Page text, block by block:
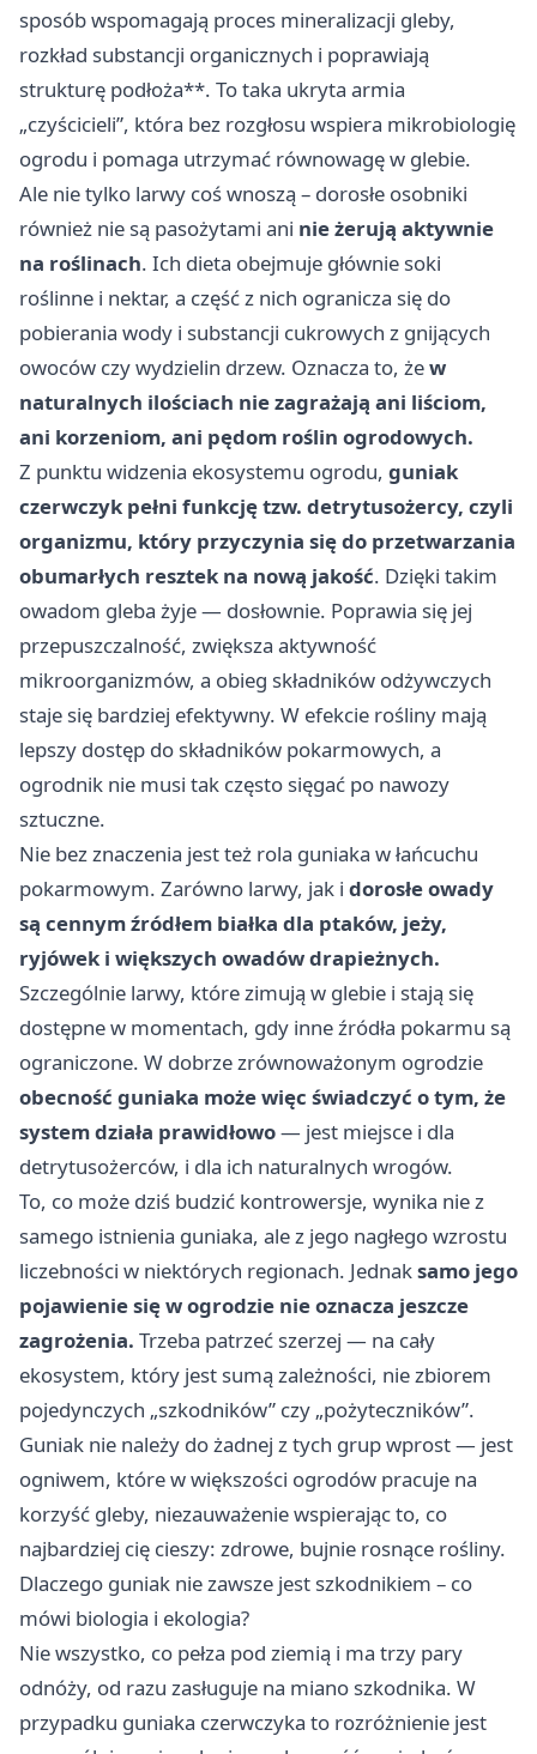
sposób wspomagają proces mineralizacji gleby,
rozkład substancji organicznych i poprawiają
strukturę podłoża**. To taka ukryta armia
„czyścicieli”, która bez rozgłosu wspiera mikrobiologię
ogrodu i pomaga utrzymać równowagę w glebie.
Ale nie tylko larwy coś wnoszą – dorosłe osobniki
również nie są pasożytami ani nie żerują aktywnie
na roślinach. Ich dieta obejmuje głównie soki
roślinne i nektar, a część z nich ogranicza się do
pobierania wody i substancji cukrowych z gnijących
owoców czy wydzielin drzew. Oznacza to, żew
naturalnych ilościach nie zagrażają ani liściom,
ani korzeniom, ani pędom roślin ogrodowych.
Z punktu widzenia ekosystemu ogrodu, guniak
czerwczyk pełni funkcję tzw. detrytusożercy, czyli
organizmu, który przyczynia się do przetwarzania
obumarłych resztek na nową jakość. Dzięki takim
owadom gleba żyje — dosłownie. Poprawia się jej
przepuszczalność, zwiększa aktywność
mikroorganizmów, a obieg składników odżywczych
staje się bardziej efektywny. W efekcie rośliny mają
lepszy dostęp do składników pokarmowych, a
ogrodnik nie musi tak często sięgać po nawozy
sztuczne.
Nie bez znaczenia jest też rola guniaka w łańcuchu
pokarmowym. Zarówno larwy, jak i dorosłe owady
są cennym źródłem białka dla ptaków, jeży,
ryjówek i większych owadów drapieżnych.
Szczególnie larwy, które zimują w glebie i stają się
dostępne w momentach, gdy inne źródła pokarmu są
ograniczone. W dobrze zrównoważonym ogrodzie
obecność guniaka może więc świadczyć o tym, że
system działa prawidłowo— jest miejsce i dla
detrytusożerców, i dla ich naturalnych wrogów.
To, co może dziś budzić kontrowersje, wynika nie z
samego istnienia guniaka, ale z jego nagłego wzrostu
liczebności w niektórych regionach. Jednaksamo jego
pojawienie się w ogrodzie nie oznacza jeszcze
zagrożenia. Trzeba patrzeć szerzej — na cały
ekosystem, który jest sumą zależności, nie zbiorem
pojedynczych „szkodników” czy „pożyteczników”.
Guniak nie należy do żadnej z tych grup wprost — jest
ogniwem, które w większości ogrodów pracuje na
korzyść gleby, niezauważenie wspierając to, co
najbardziej cię cieszy: zdrowe, bujnie rosnące rośliny.
Dlaczego guniak nie zawsze jest szkodnikiem – co
mówi biologia i ekologia?
Nie wszystko, co pełza pod ziemią i ma trzy pary
odnóży, od razu zasługuje na miano szkodnika. W
przypadku guniaka czerwczyka to rozróżnienie jest